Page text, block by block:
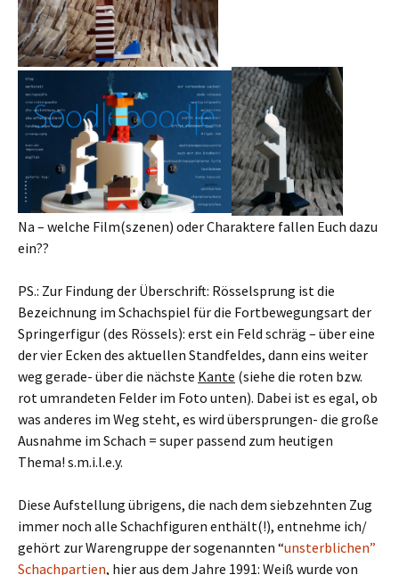
Na – welche Film(szenen) oder Charaktere fallen Euch dazu
ein??
PS.: Zur Findung der Überschrift: Rösselsprung ist die
Bezeichnung im Schachspiel für die Fortbewegungsart der
Springerfigur (des Rössels): erst ein Feld schräg – über eine
der vier Ecken des aktuellen Standfeldes, dann eins weiter
weg gerade- über die nächste Kante (siehe die roten bzw.
rot umrandeten Felder im Foto unten). Dabei ist es egal, ob
was anderes im Weg steht, es wird übersprungen- die große
Ausnahme im Schach = super passend zum heutigen
Thema! s.m.i.l.e.y.
Diese Aufstellung übrigens, die nach dem siebzehnten Zug
immer noch alle Schachfiguren enthält(!), entnehme ich/
gehört zur Warengruppe der sogenannten “unsterblichen”
Schachpartien, hier aus dem Jahre 1991: Weiß wurde von